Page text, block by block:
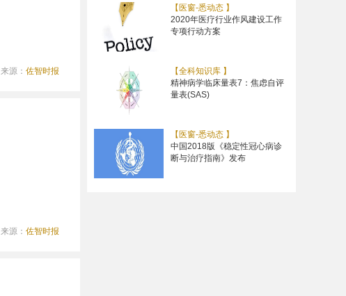
来源： 佐智时报
来源： 佐智时报
【医窗-悉动态 】
2020年医疗行业作风建设工作
专项行动方案
【全科知识库 】
精神病学临床量表7：焦虑自评
量表(SAS)
【医窗-悉动态 】
中国2018版《稳定性冠心病诊
断与治疗指南》发布